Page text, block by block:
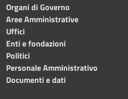
Organi di Governo
Aree Amministrative
Uffici
Enti e fondazioni
Politici
Personale Amministrativo
Documenti e dati